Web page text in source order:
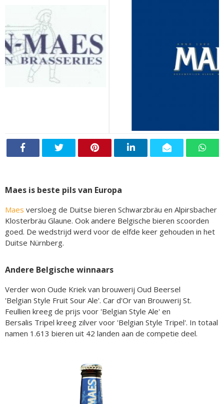
Maes is beste pils van Europa
Maes versloeg de Duitse bieren Schwarzbräu en Alpirsbacher
Klosterbräu Glaune. Ook andere Belgische bieren scoorden
goed. De wedstrijd werd voor de elfde keer gehouden in het
Duitse Nürnberg.
Andere Belgische winnaars
Verder won Oude Kriek van brouwerij Oud Beersel
'Belgian Style Fruit Sour Ale'. Car d'Or van Brouwerij St.
Feullien kreeg de prijs voor 'Belgian Style Ale' en
Bersalis Tripel kreeg zilver voor 'Belgian Style Tripel'. In totaal
namen 1.613 bieren uit 42 landen aan de competie deel.